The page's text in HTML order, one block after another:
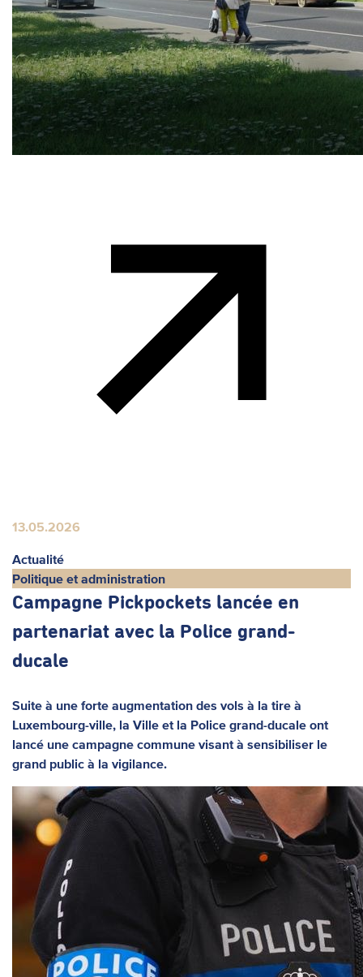
13.05.2026
Actualité
Politique et administration
Campagne Pickpockets lancée en
partenariat avec la Police grand-
ducale
Suite à une forte augmentation des vols à la tire à
Luxembourg-ville, la Ville et la Police grand-ducale ont
lancé une campagne commune visant à sensibiliser le
grand public à la vigilance.